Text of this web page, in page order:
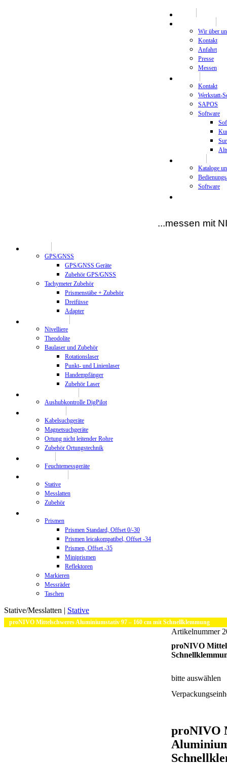
Wir über
Kontakt
Anfahrt
Presse
Messen
Kontakt
Werkstatt-
SAPOS
Software
Kataloge
Software
...messen mit
GPS/GNSS
GPS/GNSS Geräte
Zubehör GPS/GNSS
Tachymeter Zubehör
Prismenstäbe + Zubehör
Dreifüsse
Adapter
Nivelliere
Theodolite
Baulaser und Zubehör
Rotationslaser
Punkt- und Linienlaser
Handempfänger
Zubehör Laser
Aushubkontrolle DigPilot
Kabelsuchgeräte
Magnetsuchgeräte
Ortung nicht leitender Rohre
Zubehör Ortungstechnik
Feuchtemessgeräte
Stative
Messlatten
Zubehör
Prismen
Prismen Standard, Offset 0/-30
Prismen leicakompatibel, Offset -34
Prismen, Offset -35
Miniprismen
Reflektoren
Markieren
Messräder
Taschen
Stative/Messlatten | Stative
proNIVO Mittelschweres Aluminiumstativ 97 – 160 cm mit Schnellklemmung
Artikelnummer
proNIVO
bitte auswählen
proNIVO